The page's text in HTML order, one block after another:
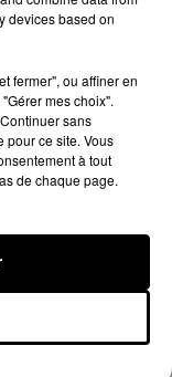
10h00 à
aux enchères.
devices based on
fermer", ou affiner en
mes choix".
sans
pour ce site. Vous
à tout
de chaque page.